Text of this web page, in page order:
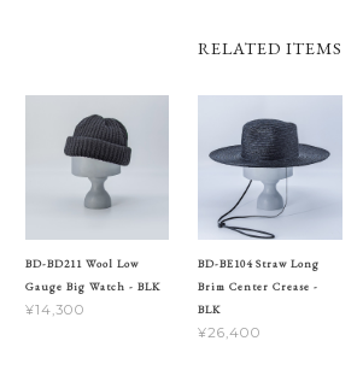
RELATED ITEMS
BD-BD211 Wool Low
Gauge Big Watch - BLK
¥14,300
BD-BE104 Straw Long
Brim Center Crease -
BLK
¥26,400